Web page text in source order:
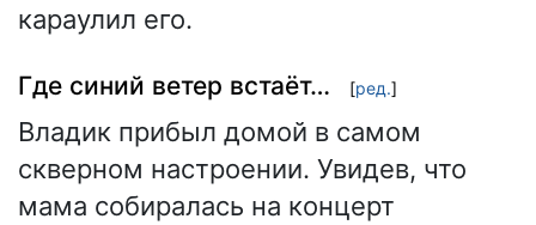
караулил его.
Где синий ветер встаёт… [ред.]
Владик прибыл домой в самом
скверном настроении. Увидев, что
мама собиралась на концерт